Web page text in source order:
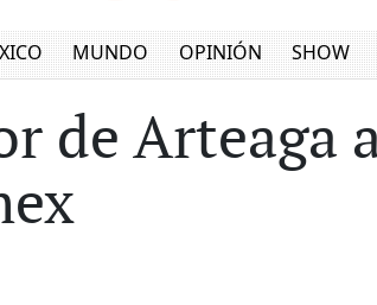
MUNDO OPINIÓN SHOW
de Arteaga